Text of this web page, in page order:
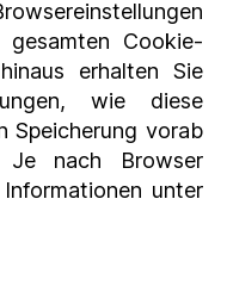
Cookie-
erhalten Sie
wie diese
Speicherung vorab
Je nach Browser
unter